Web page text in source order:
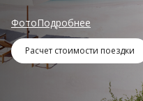
ФотоПодробнее
Расчет стоимости поездки